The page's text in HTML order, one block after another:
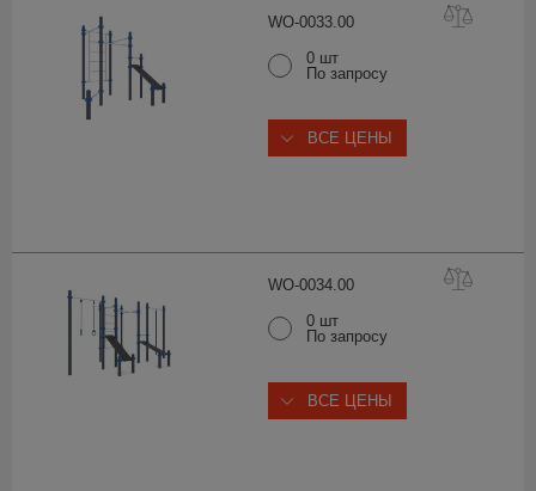
WO-0033.00
0 шт
По запросу
ВСЕ ЦЕНЫ
WO-0034.00
0 шт
По запросу
ВСЕ ЦЕНЫ